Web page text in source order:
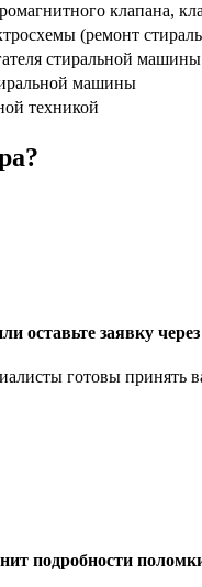
клапана,
(ремонт
стиральной машины
машины
техникой
оставьте заявку
готовы принять
подробности